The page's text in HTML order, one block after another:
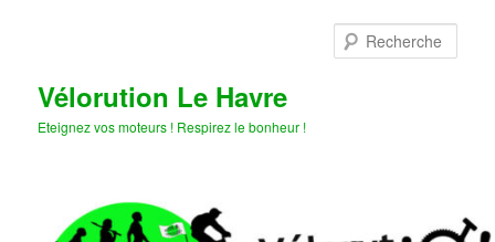
Vélorution Le Havre
Eteignez vos moteurs ! Respirez le bonheur !